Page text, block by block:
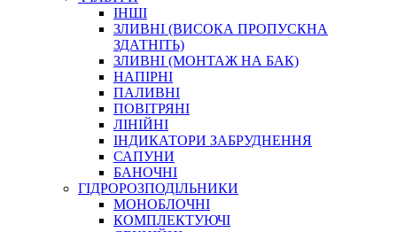
САДОВИЙ ІНВЕНТАР
ЕЛЕКТРИЧНІ ПРИЛАДИ
ПАЛЬНИКИ, ПАЯЛЬНИКИ, ПАЯЛЬНІ ЛАМПИ
ІНСТРУМЕНТИ ДЛЯ ЕЛЕКТРИКА
ЕЛЕКТРОІНСТРУМЕНТИ
ЗАМКИ І КОМПЛЕКТУЮЧІ
ІНСТРУМЕНТИ ДЛЯ ЗВАРЮВАННЯ, АКСЕСУАРИ
ІНШІ
ЗЛИВНІ (ВИСОКА ПРОПУСКНА
ЗДАТНІТЬ)
ЗЛИВНІ (МОНТАЖ НА БАК)
НАПІРНІ
ПАЛИВНІ
ПОВІТРЯНІ
ЛІНІЙНІ
ІНДИКАТОРИ ЗАБРУДНЕННЯ
САПУНИ
БАНОЧНІ
ГІДРОРОЗПОДІЛЬНИКИ
МОНОБЛОЧНІ
КОМПЛЕКТУЮЧІ